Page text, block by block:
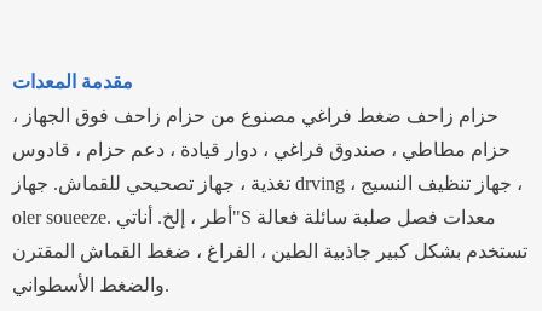
مقدمة المعدات
حزام زاحف ضغط فراغي مصنوع من حزام زاحف فوق الجهاز ،
حزام مطاطي ، صندوق فراغي ، دوار قيادة ، دعم حزام ، قادوس
تغذية ، جهاز تصحيحي للقماش. جهاز drving ، جهاز تنظيف النسيج ،
oler soueeze. أطر ، إلخ. أنا تي"S معدات فصل صلبة سائلة فعالة
تستخدم بشكل كبير جاذبية الطين ، الفراغ ، ضغط القماش المقترن
والضغط الأسطواني.